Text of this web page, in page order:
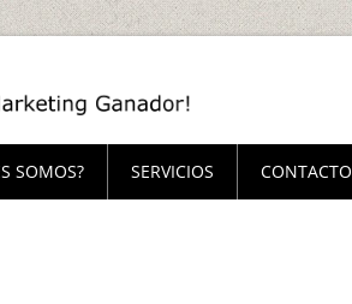
SOMOS? SERVICIOS CONTACTO